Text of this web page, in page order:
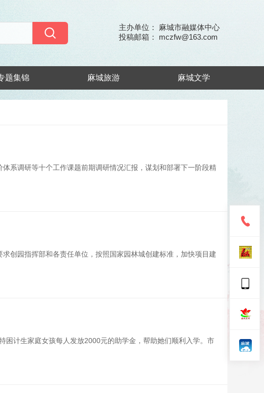
主办单位： 麻城市融媒体中心
投稿邮箱： mczfw@163.com
题集锦 麻城旅游 麻城文学
调研等十个工作课题前期调研情况汇报，谋划和部署下一阶段精
园指挥部和各责任单位，按照国家园林城创建标准，加快项目建
计生家庭女孩每人发放2000元的助学金，帮助她们顺利入学。市